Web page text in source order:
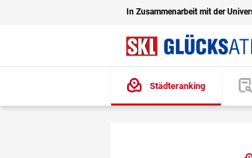
In Zusammenarbeit mit der
Städteranking
öffnen